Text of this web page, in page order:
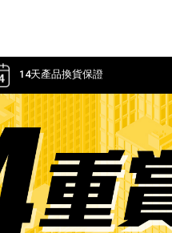
14天產品換貨保證